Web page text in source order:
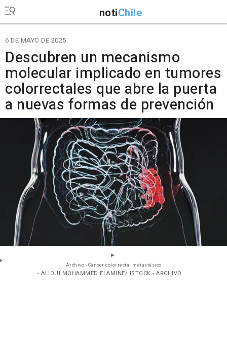
notiChile
6 DE MAYO DE 2025
Descubren un mecanismo
molecular implicado en tumores
colorrectales que abre la puerta
a nuevas formas de prevención
Archivo - Cáncer colorrectal metastásico
- ALIOUI MOHAMMED ELAMINE/ ISTOCK - ARCHIVO